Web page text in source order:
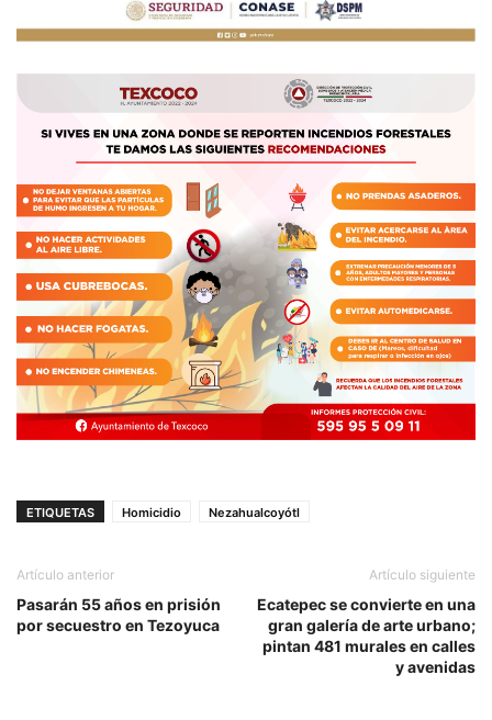
ETIQUETAS Homicidio Nezahualcoyótl
Artículo anterior
Pasarán 55 años en prisión
por secuestro en Tezoyuca
Artículo siguiente
Ecatepec se convierte en una
gran galería de arte urbano;
pintan 481 murales en calles
y avenidas